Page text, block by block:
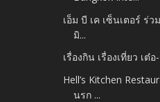
เอ็ม บี เค เซ็นเตอร์ ร่
มิ...
เรื่องกิน เรื่องเที่ยว เต๋
Hell’s Kitchen
นรก ...